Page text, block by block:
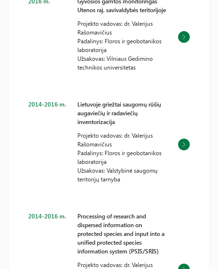
Utenos raj. savivaldybės teritorijoje
Projekto vadovas: dr. Valerijus
Rašomavičius
Padalinys: Floros ir geobotanikos
laboratorija
Užsakovas: Vilniaus Gedimino
technikos universitetas
2014-2016 m.
Lietuvoje griežtai saugomų rūšių
augaviečių ir radaviečių
inventorizacija
Projekto vadovas: dr. Valerijus
Rašomavičius
Padalinys: Floros ir geobotanikos
laboratorija
Užsakovas: Valstybinė saugomų
teritorijų tarnyba
2014-2016 m.
Processing of research and
dispersed information on
protected species and input into a
unified protected species
information system (PSIS/SRIS)
Projekto vadovas: dr. Valerijus